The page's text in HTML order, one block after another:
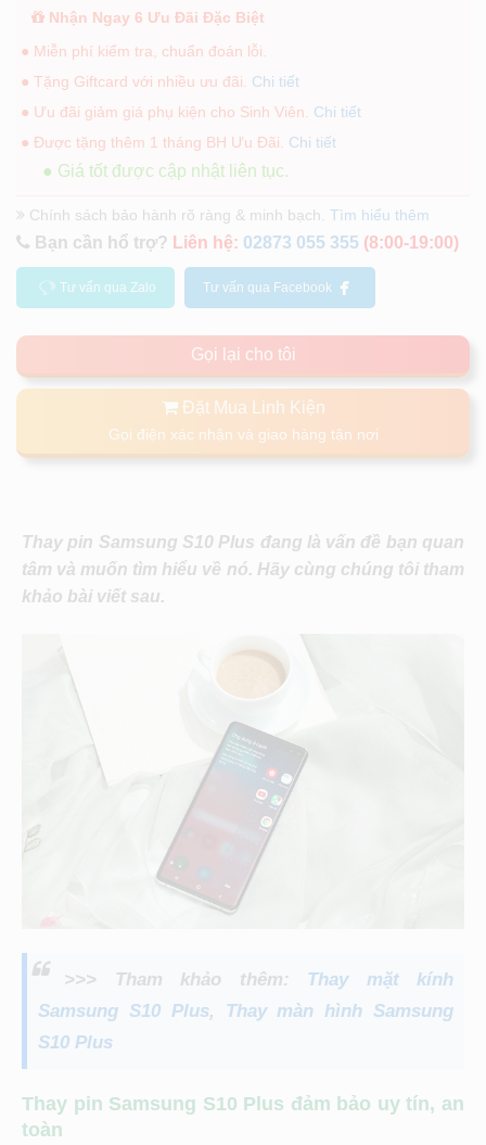
Nhận Ngay 6 Ưu Đãi Đặc Biệt
● Miễn phí kiểm tra, chuẩn đoán lỗi.
● Tặng Giftcard với nhiều ưu đãi. Chi tiết
● Ưu đãi giảm giá phụ kiện cho Sinh Viên. Chi tiết
● Được tặng thêm 1 tháng BH Ưu Đãi. Chi tiết
● Giá tốt được cập nhật liên tục.
Chính sách bảo hành rõ ràng & minh bạch. Tìm hiểu thêm
Bạn cần hổ trợ? Liên hệ: 02873 055 355 (8:00-19:00)
Tư vấn qua Zalo Tư vấn qua Facebook
Gọi lại cho tôi
Đặt Mua Linh Kiện
Gọi điện xác nhận và giao hàng tận nơi
Thay pin Samsung S10 Plus đang là vấn đề bạn quan
tâm và muốn tìm hiểu về nó. Hãy cùng chúng tôi tham
khảo bài viết sau.
>>> Tham khảo thêm: Thay mặt kính
Samsung S10 Plus, Thay màn hình Samsung
S10 Plus
Thay pin Samsung S10 Plus đảm bảo uy tín, an
toàn